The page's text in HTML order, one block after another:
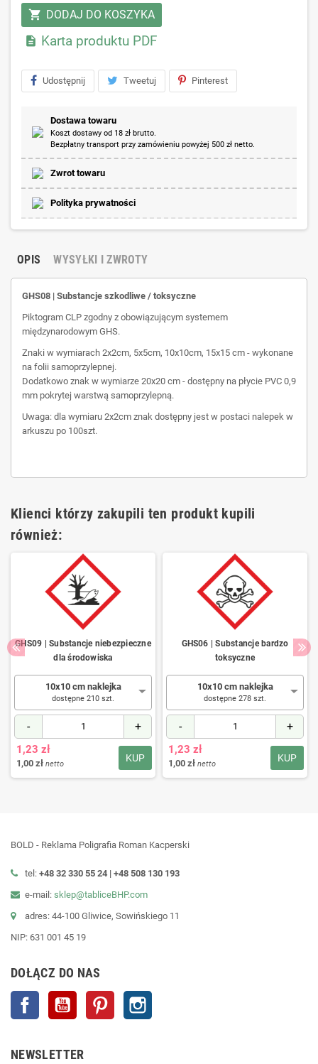
shopping_cart DODAJ DO KOSZYKA
 Karta produktu PDF
Udostępnij Tweetuj Pinterest
Dostawa towaru
Koszt dostawy od 18 zł brutto.
Bezpłatny transport przy zamówieniu powyżej 500 zł netto.
Zwrot towaru
Polityka prywatności
OPIS WYSYŁKI I ZWROTY
GHS08 | Substancje szkodliwe / toksyczne
Piktogram CLP zgodny z obowiązującym systemem
międzynarodowym GHS.
Znaki w wymiarach 2x2cm, 5x5cm, 10x10cm, 15x15 cm - wykonane
na folii samoprzylepnej.
Dodatkowo znak w wymiarze 20x20 cm - dostępny na płycie PVC 0,9
mm pokrytej warstwą samoprzylepną.
Uwaga: dla wymiaru 2x2cm znak dostępny jest w postaci nalepek w
arkuszu po 100szt.
Klienci którzy zakupili ten produkt kupili
również:
GHS09 | Substancje niebezpieczne
dla środowiska
10x10 cm naklejka
dostępne 210 szt.
- +
KUP
1,23 zł
1,00 zł netto
GHS06 | Substancje bardzo
toksyczne
10x10 cm naklejka
dostępne 278 szt.
- +
KUP
1,23 zł
1,00 zł netto
BOLD - Reklama Poligrafia Roman Kacperski
tel: +48 32 330 55 24 | +48 508 130 193
e-mail: sklep@tabliceBHP.com
adres: 44-100 Gliwice, Sowińskiego 11
NIP: 631 001 45 19
DOŁĄCZ DO NAS
Facebook YouTube Pinterest
NEWSLETTER